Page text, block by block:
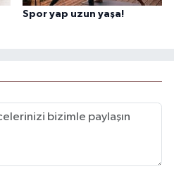
Spor yap uzun yaşa!